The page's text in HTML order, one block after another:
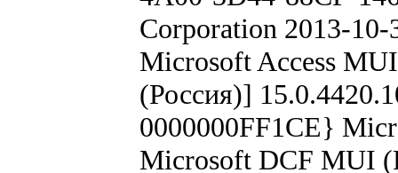
Corporation 2013-10-
Microsoft Access
(Россия)]
0000000FF1CE}
Microsoft DCF MUI